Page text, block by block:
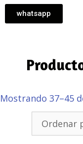
whatsapp
Mostrando 37–45